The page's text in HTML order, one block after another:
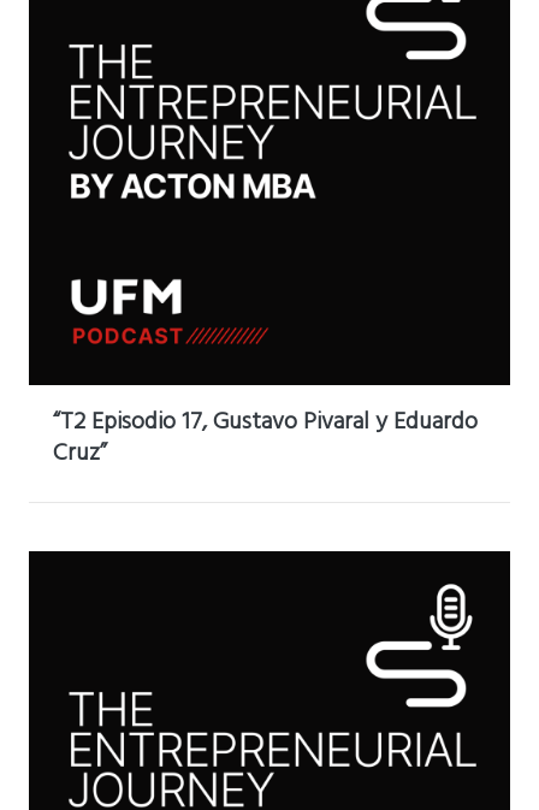
“T2 Episodio 17, Gustavo Pivaral y Eduardo
Cruz”